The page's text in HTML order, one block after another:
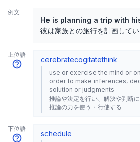
例文
He is planning a trip with
彼は家族との旅行を計画してい
上位語
cerebratecogitatethink
use or exercise the mind or
order to make inferences,
solution or judgments
推論や決定を行い、解決や判断
推論の力を使う・行使する
下位語
schedule